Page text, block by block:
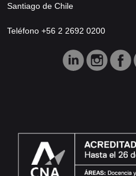
Santiago de Chile
Teléfono +56 2 2692 0200